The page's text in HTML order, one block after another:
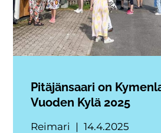
Pitäjänsaari on
Vuoden Kylä 2025
Reimari 14.4.2025